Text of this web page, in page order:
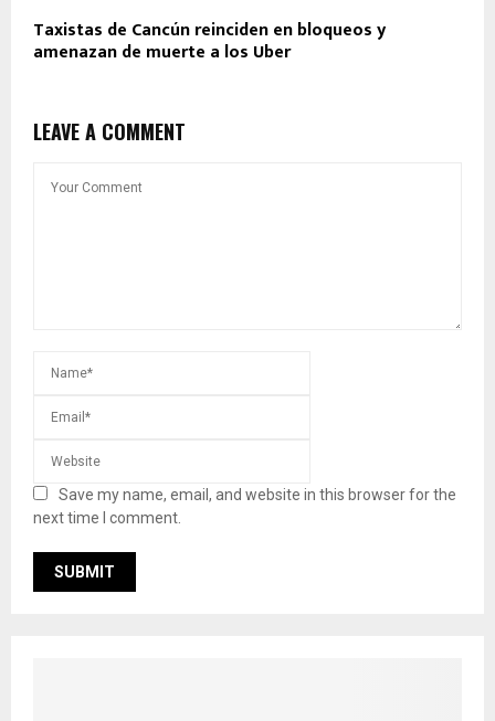
Taxistas de Cancún reinciden en bloqueos y
amenazan de muerte a los Uber
LEAVE A COMMENT
Save my name, email, and website in this browser for the
next time I comment.